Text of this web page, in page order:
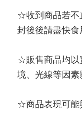
☆收到商品若不
封後後請盡快食
☆販售商品均以
境、光線等因素
☆商品表現可能